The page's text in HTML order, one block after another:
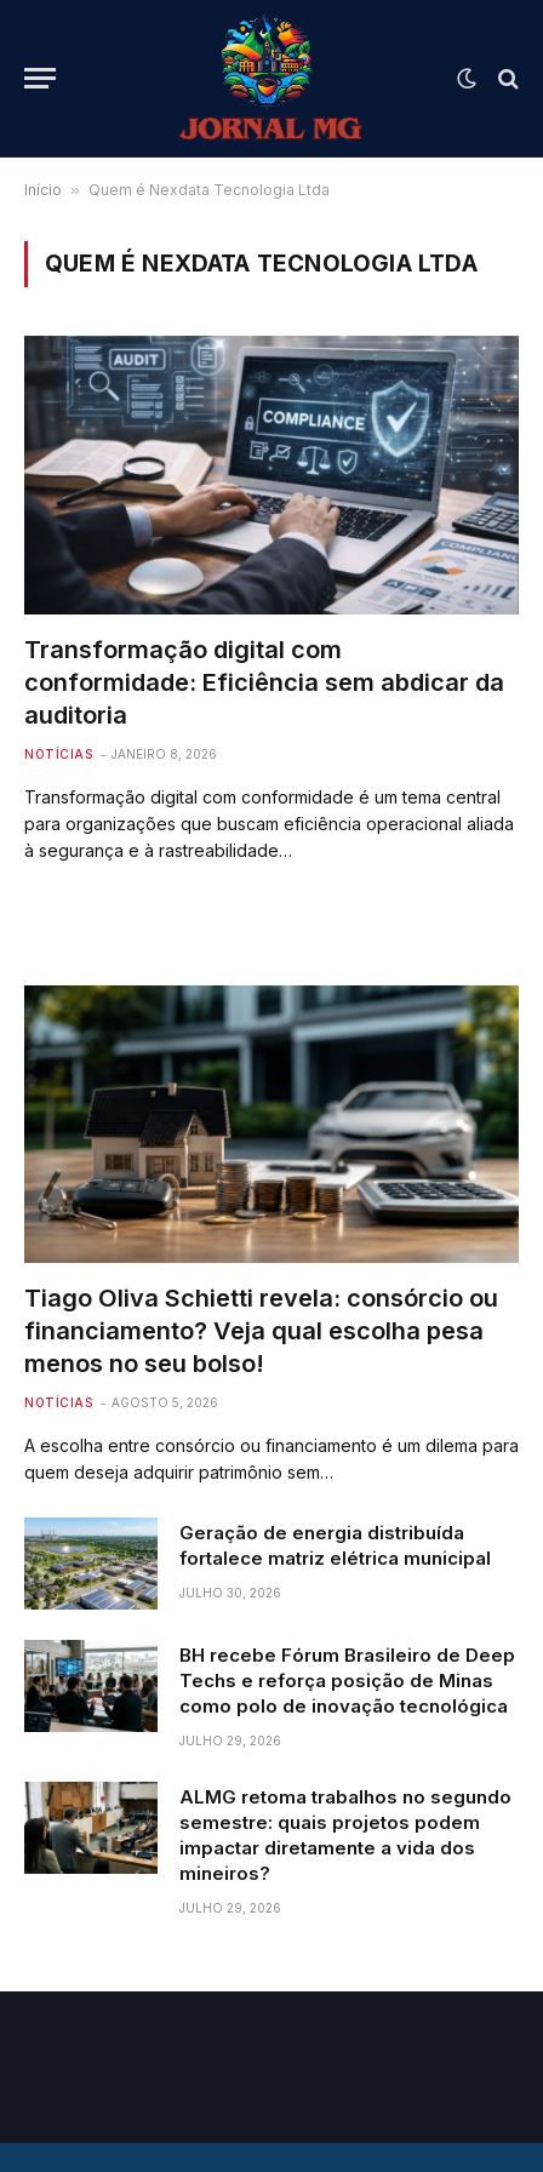
Início » Quem é Nexdata Tecnologia Ltda
QUEM É NEXDATA TECNOLOGIA LTDA
Transformação digital com
conformidade: Eficiência sem abdicar da
auditoria
NOTÍCIAS JANEIRO 8, 2026
Transformação digital com conformidade é um tema central
para organizações que buscam eficiência operacional aliada
à segurança e à rastreabilidade…
Tiago Oliva Schietti revela: consórcio ou
financiamento? Veja qual escolha pesa
menos no seu bolso!
NOTÍCIAS AGOSTO 5, 2026
A escolha entre consórcio ou financiamento é um dilema para
quem deseja adquirir patrimônio sem…
Geração de energia distribuída
fortalece matriz elétrica municipal
JULHO 30, 2026
BH recebe Fórum Brasileiro de Deep
Techs e reforça posição de Minas
como polo de inovação tecnológica
JULHO 29, 2026
ALMG retoma trabalhos no segundo
semestre: quais projetos podem
impactar diretamente a vida dos
mineiros?
JULHO 29, 2026